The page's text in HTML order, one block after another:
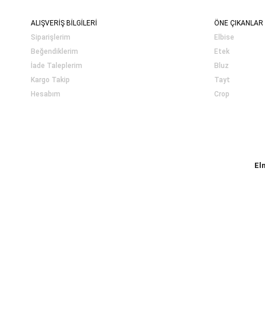
ALIŞVERİŞ BİLGİLERİ
Siparişlerim
Beğendiklerim
İade Taleplerim
Kargo Takip
Hesabım
ÖNE ÇIKANLAR
Elbise
Etek
Bluz
Tayt
Crop